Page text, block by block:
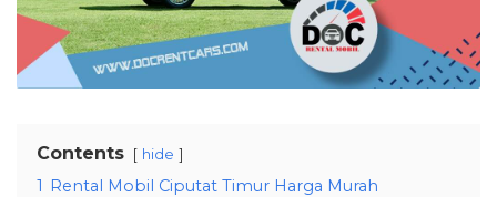
Contents hide
1 Rental Mobil Ciputat Timur Harga Murah